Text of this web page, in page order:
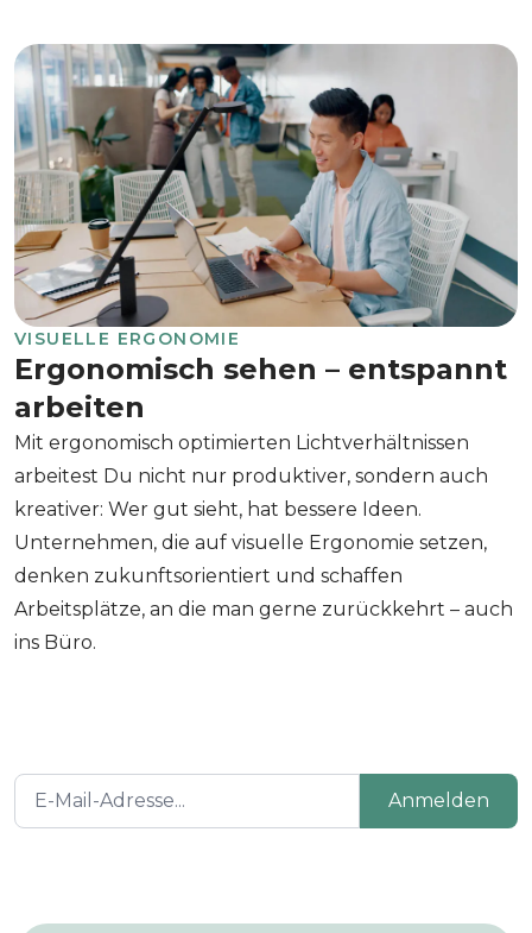
VISUELLE ERGONOMIE
Ergonomisch sehen – entspannt
arbeiten
Mit ergonomisch optimierten Lichtverhältnissen
arbeitest Du nicht nur produktiver, sondern auch
kreativer: Wer gut sieht, hat bessere Ideen.
Unternehmen, die auf visuelle Ergonomie setzen,
denken zukunftsorientiert und schaffen
Arbeitsplätze, an die man gerne zurückkehrt – auch
ins Büro.
Anmelden